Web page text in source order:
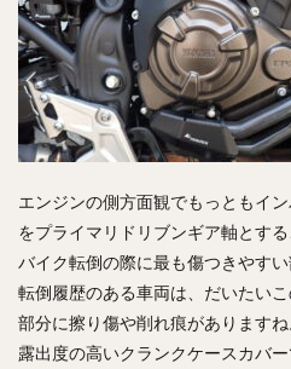
エンジンの側方面観でもっともイ
をプライマリドリブンギア軸とす
バイク転倒の際に最も傷つきやすい
転倒履歴のある車両は、だいたい
部分に擦り傷や削れ痕がありますね
露出度の高いクランクケースカバ